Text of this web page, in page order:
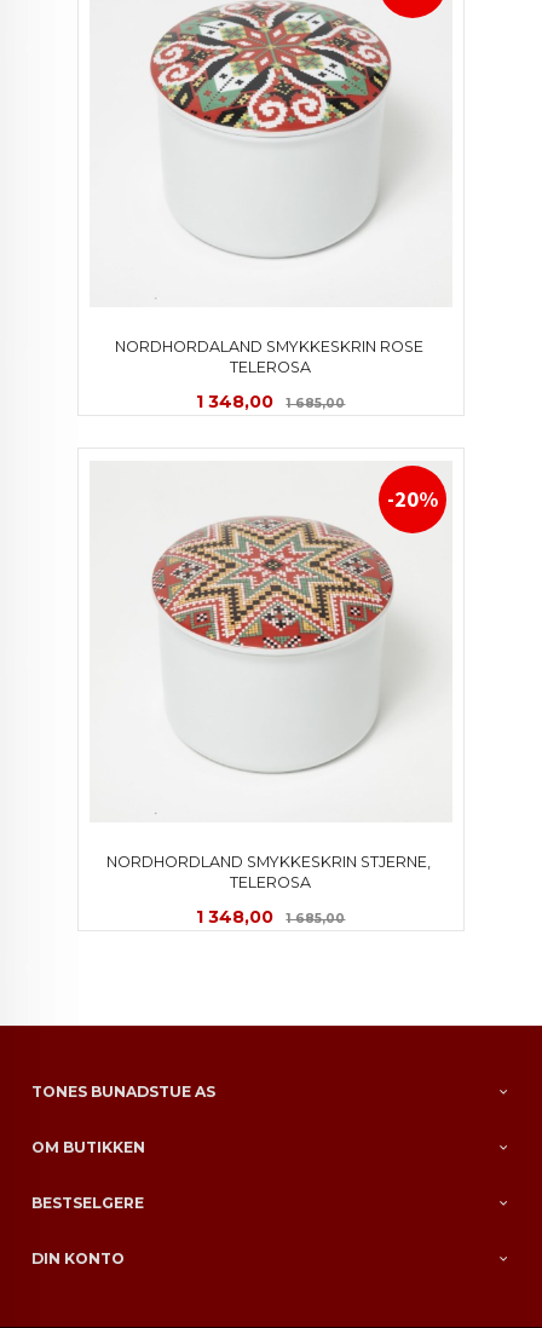
NORDHORDALAND SMYKKESKRIN ROSE
TELEROSA
Tilbud
1 348,00 1 685,00Rabatt
NORDHORDLAND SMYKKESKRIN STJERNE,
TELEROSA
Tilbud
1 348,00 1 685,00Rabatt
-20%
TONES BUNADSTUE AS
OM BUTIKKEN
BESTSELGERE
DIN KONTO